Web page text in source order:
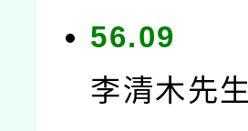
56.09
李清木先